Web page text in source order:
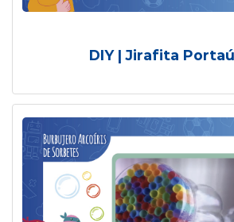
DIY | Jirafita